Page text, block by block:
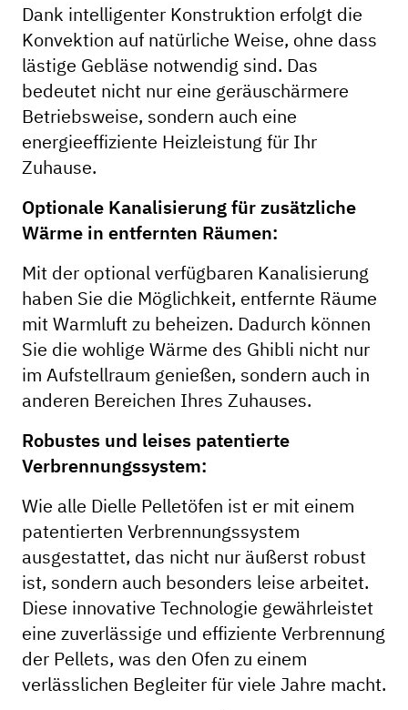
Dank intelligenter Konstruktion erfolgt die
Konvektion auf natürliche Weise, ohne dass
lästige Gebläse notwendig sind. Das
bedeutet nicht nur eine geräuschärmere
Betriebsweise, sondern auch eine
energieeffiziente Heizleistung für Ihr
Zuhause.
Optionale Kanalisierung für zusätzliche
Wärme in entfernten Räumen:
Mit der optional verfügbaren Kanalisierung
haben Sie die Möglichkeit, entfernte Räume
mit Warmluft zu beheizen. Dadurch können
Sie die wohlige Wärme des Ghibli nicht nur
im Aufstellraum genießen, sondern auch in
anderen Bereichen Ihres Zuhauses.
Robustes und leises patentierte
Verbrennungssystem:
Wie alle Dielle Pelletöfen ist er mit einem
patentierten Verbrennungssystem
ausgestattet, das nicht nur äußerst robust
ist, sondern auch besonders leise arbeitet.
Diese innovative Technologie gewährleistet
eine zuverlässige und effiziente Verbrennung
der Pellets, was den Ofen zu einem
verlässlichen Begleiter für viele Jahre macht.